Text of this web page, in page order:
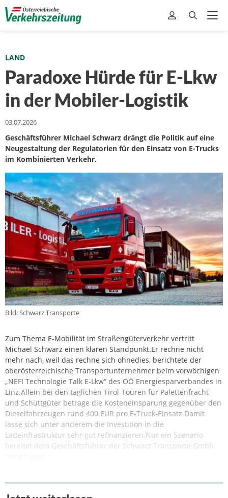
LAND
Paradoxe Hürde für E-Lkw
in der Mobiler-Logistik
03.07.2026
Geschäftsführer Michael Schwarz drängt die Politik auf eine
Neugestaltung der Regulatorien für den Einsatz von E-Trucks
im Kombinierten Verkehr.
Bild: Schwarz Transporte
Zum Thema E-Mobilität im Straßengüterverkehr vertritt
Michael Schwarz einen klaren Standpunkt.Er rechne nicht
mehr nach, weil das rechne sich ohnedies, berichtete der
oberösterreichische Transportunternehmer beim vorwöchigen
„NEFI Technologie Talk E-Lkw“ des OÖ Energiesparverbandes in
Linz.Allein bei den täglichen Tirol-Touren für Palettenfracht
und Schüttgüter betrage die Kosteneinsparung gegenüber den
Dieselfahrzeugen rund 400 EUR pro E-Truck-Einsatz.Damit
lasse sich unter anderem die Investition in die
Ladeinfrastruktur sehr gut refinanzieren.Nur ein Szenario
bereitet dem Geschäftsführer der Schwarz Transporte Gmbh